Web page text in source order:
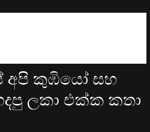
අපි කුඹියෝ සහ
ලකා එක්ක කතා